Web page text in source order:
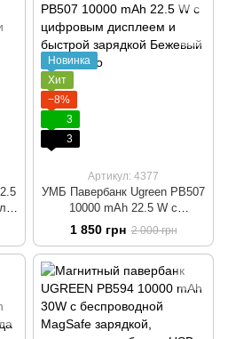
14/13/12 Series Розовый
Новинка
Хит
−8%
3
3
Артикул: 4377
УМБ Павербанк Ugreen PB507
10000 mAh 22.5 W с
цифровым дисплеем и
быстрой зарядкой Бежевый
1 850 грн 2 000 грн